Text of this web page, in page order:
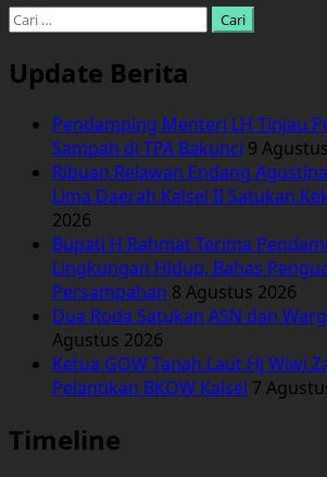
Cari
Update Berita
Pendamping Menteri LH Tinjau
Sampah di TPA Bakunci 9
Ribuan Relawan Endang
Lima Daerah Kalsel II Satukan
2026
Bupati H Rahmat Terima
Lingkungan Hidup, Bahas
Persampahan 8 Agustus 2026
Dua Roda Satukan ASN dan
Agustus 2026
Ketua GOW Tanah Laut Hj Wiwi
Pelantikan BKOW Kalsel 7
Timeline